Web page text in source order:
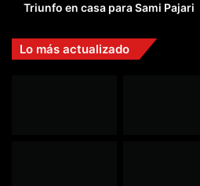
Triunfo en casa para Sami Pajari
Lo más actualizado